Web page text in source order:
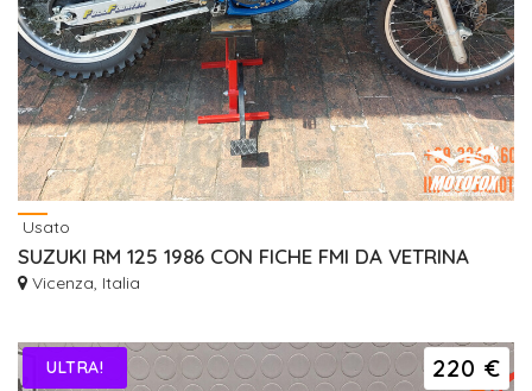
Usato
SUZUKI RM 125 1986 CON FICHE FMI DA VETRINA
Vicenza, Italia
220 €
ULTRA!